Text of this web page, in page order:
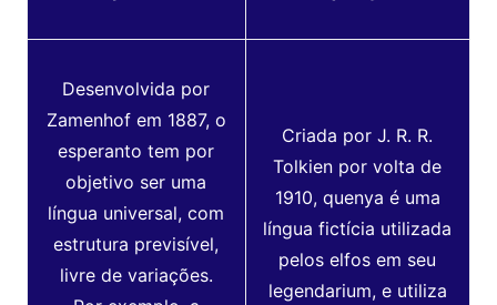
Desenvolvida por
Zamenhof em 1887, o
esperanto tem por
objetivo ser uma
língua universal, com
estrutura previsível,
livre de variações.
Criada por J. R. R.
Tolkien por volta de
1910, quenya é uma
língua fictícia utilizada
pelos elfos em seu
legendarium, e utiliza